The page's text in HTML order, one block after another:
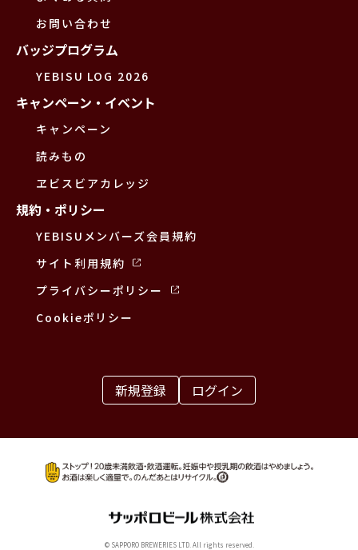
お問い合わせ
バッジプログラム
YEBISU LOG 2026
キャンペーン・イベント
キャンペーン
読みもの
ヱビスビアカレッジ
規約・ポリシー
YEBISUメンバーズ会員規約
サイト利用規約
プライバシーポリシー
Cookieポリシー
新規登録 ログイン
© SAPPORO BREWERIES LTD. All rights reserved.